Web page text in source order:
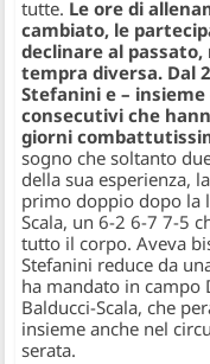
tutte. Le ore di
cambiato, le
declinare al passato,
tempra diversa. Dal
Stefanini e –
consecutivi che
giorni
sogno che soltanto
della sua esperienza,
primo doppio dopo la
Scala, un 6-2 6-7 7-5
tutto il corpo. Aveva
Stefanini reduce da
ha mandato in campo
Balducci-Scala, che
insieme anche nel
serata.